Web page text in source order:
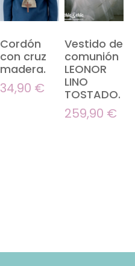
Vestido de
comunión
LEONOR
LINO
TOSTADO.
259,90 €
Cordón
con cruz
madera.
34,90 €